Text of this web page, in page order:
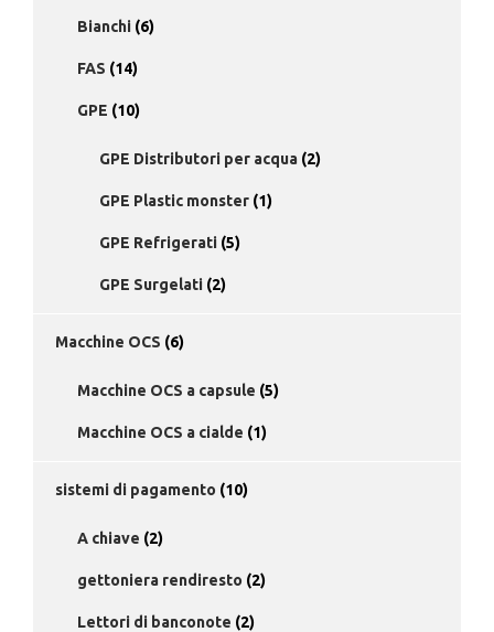
Bianchi (6)
FAS (14)
GPE (10)
GPE Distributori per acqua (2)
GPE Plastic monster (1)
GPE Refrigerati (5)
GPE Surgelati (2)
Macchine OCS (6)
Macchine OCS a capsule (5)
Macchine OCS a cialde (1)
sistemi di pagamento (10)
A chiave (2)
gettoniera rendiresto (2)
Lettori di banconote (2)